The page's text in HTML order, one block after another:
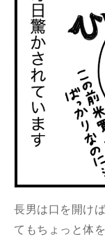
長男は口を開け
てもちょっと体